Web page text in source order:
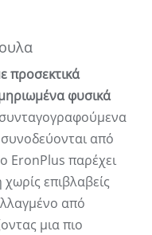
προσεκτικά
φυσικά
από
EronPlus παρέχει
επιβλαβείς
από
μια πιο